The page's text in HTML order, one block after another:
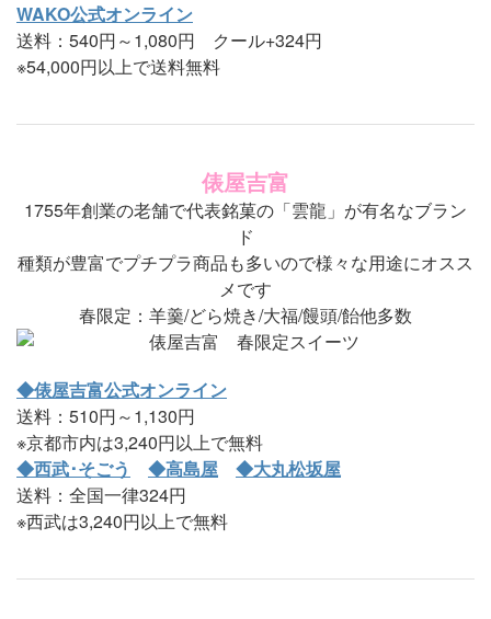
WAKO公式オンライン
送料：540円～1,080円 クール+324円
※54,000円以上で送料無料
俵屋吉富
1755年創業の老舗で代表銘菓の「雲龍」が有名なブラン
ド
種類が豊富でプチプラ商品も多いので様々な用途にオスス
メです
春限定：羊羹/どら焼き/大福/饅頭/飴他多数
◆俵屋吉富公式オンライン
送料：510円～1,130円
※京都市内は3,240円以上で無料
◆西武･そごう
◆高島屋
◆大丸松坂屋
送料：全国一律324円
※西武は3,240円以上で無料